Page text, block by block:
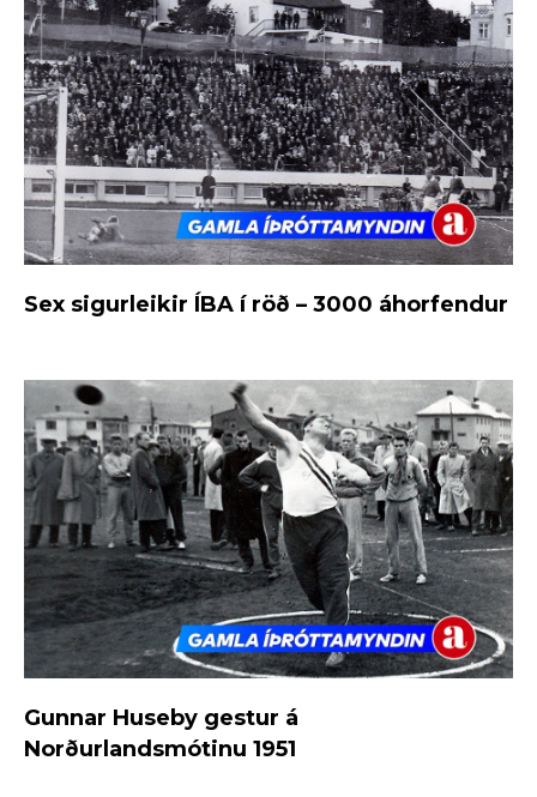
Sex sigurleikir ÍBA í röð – 3000 áhorfendur
Gunnar Huseby gestur á
Norðurlandsmótinu 1951